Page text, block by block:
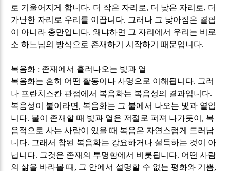
로 기울어지게 합니다. 더 작은 자리로, 더 낮은 자리로, 더
가난한 자리로 우리를 이끕니다. 그러나 그 낮아짐은 결핍
이 아니라 충만입니다.왜냐하면 그 자리에서 우리는 비로
소 하느님의 방식으로 존재하기 시작하기 때문입니다.
복음화 : 존재에서 흘러나오는 빛과 열
복음화는 흔히 어떤 활동이나 사명으로 이해됩니다. 그러
나 프란치스칸 관점에서 복음화는 복음성의 결과입니다.
복음성이 불이라면 , 복음화는 그 불에서 나오는 빛과 열입
니다. 불이 존재할 때 빛과 열은 저절로 퍼져 나가듯이 , 복
음적으로 사는 사람이 있을 때 복음은 자연스럽게 드러납
니다. 그래서 참된 복음화는 강요하거나 설득하는 것이 아
닙니다. 그것은 존재의 투명함에서 비롯됩니다. 어떤 사람
의 삶을 바라볼 때 , 그 안에서 설명할 수 없는 평화와 기쁨,